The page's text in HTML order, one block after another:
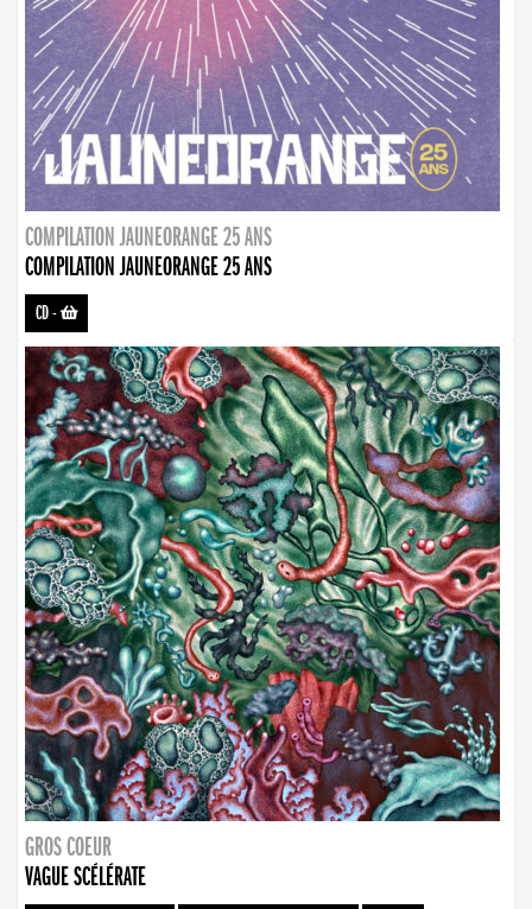
COMPILATION JAUNEORANGE 25 ANS
COMPILATION JAUNEORANGE 25 ANS
CD-
GROS COEUR
VAGUE SCÉLÉRATE